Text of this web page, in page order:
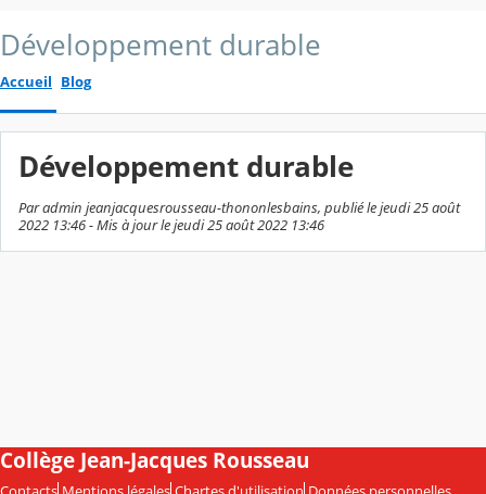
Développement durable
Accueil Blog
Développement durable
Par admin jeanjacquesrousseau-thononlesbains, publié le jeudi 25 août
2022 13:46 - Mis à jour le jeudi 25 août 2022 13:46
Collège Jean-Jacques Rousseau